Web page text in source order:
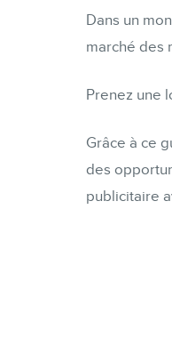
Dans un
marché des
Prenez une
Grâce à ce
des
publicitaire